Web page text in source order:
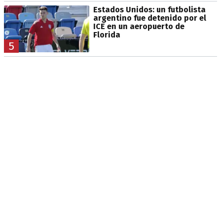
5
Estados Unidos: un futbolista
argentino fue detenido por el
ICE en un aeropuerto de
Florida